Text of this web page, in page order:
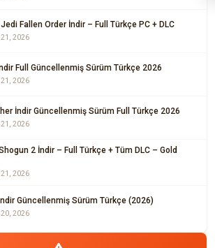
Fallen Order İndir – Full Türkçe PC + DLC
2026
Full Güncellenmiş Sürüm Türkçe 2026
2026
İndir Güncellenmiş Sürüm Full Türkçe 2026
2026
2 İndir – Full Türkçe + Tüm DLC – Gold
2026
Güncellenmiş Sürüm Türkçe (2026)
2026